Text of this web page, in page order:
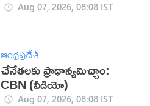
Aug 07, 2026, 08:08 IST
ఆంధ్రప్రదేశ్
చేనేతలకు ప్రాధాన్యమిచ్చాం:
CBN (వీడియో)
Aug 07, 2026, 08:08 IST